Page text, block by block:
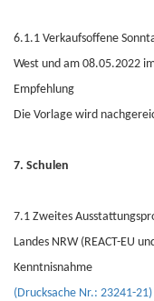
6.1.1 Verkaufsoffene
West und am 08.05.2022
Empfehlung
Die Vorlage wird
7. Schulen
7.1 Zweites
Landes NRW (REACT-EU
Kenntnisnahme
(Drucksache Nr.: 23241-21)